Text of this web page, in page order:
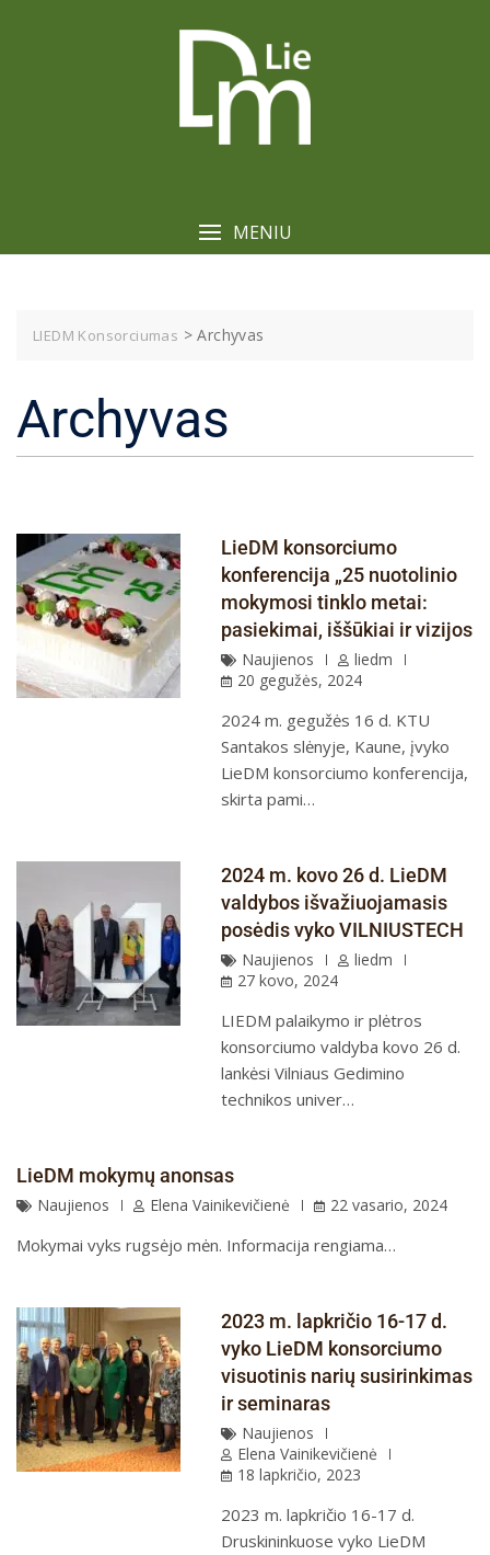
MENIU
LIEDM Konsorciumas >Archyvas
Archyvas
LieDM konsorciumo
konferencija „25 nuotolinio
mokymosi tinklo metai:
pasiekimai, iššūkiai ir vizijos
Naujienos
liedm
20 gegužės, 2024
2024 m. gegužės 16 d. KTU
Santakos slėnyje, Kaune, įvyko
LieDM konsorciumo konferencija,
skirta pami…
2024 m. kovo 26 d. LieDM
valdybos išvažiuojamasis
posėdis vyko VILNIUSTECH
Naujienos
liedm
27 kovo, 2024
LIEDM palaikymo ir plėtros
konsorciumo valdyba kovo 26 d.
lankėsi Vilniaus Gedimino
technikos univer…
LieDM mokymų anonsas
Naujienos Elena Vainikevičienė 22 vasario, 2024
Mokymai vyks rugsėjo mėn. Informacija rengiama…
2023 m. lapkričio 16-17 d.
vyko LieDM konsorciumo
visuotinis narių susirinkimas
ir seminaras
Naujienos
Elena Vainikevičienė
18 lapkričio, 2023
2023 m. lapkričio 16-17 d.
Druskininkuose vyko LieDM